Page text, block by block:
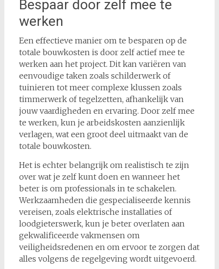
Bespaar door zelf mee te
werken
Een effectieve manier om te besparen op de
totale bouwkosten is door zelf actief mee te
werken aan het project. Dit kan variëren van
eenvoudige taken zoals schilderwerk of
tuinieren tot meer complexe klussen zoals
timmerwerk of tegelzetten, afhankelijk van
jouw vaardigheden en ervaring. Door zelf mee
te werken, kun je arbeidskosten aanzienlijk
verlagen, wat een groot deel uitmaakt van de
totale bouwkosten.
Het is echter belangrijk om realistisch te zijn
over wat je zelf kunt doen en wanneer het
beter is om professionals in te schakelen.
Werkzaamheden die gespecialiseerde kennis
vereisen, zoals elektrische installaties of
loodgieterswerk, kun je beter overlaten aan
gekwalificeerde vakmensen om
veiligheidsredenen en om ervoor te zorgen dat
alles volgens de regelgeving wordt uitgevoerd.